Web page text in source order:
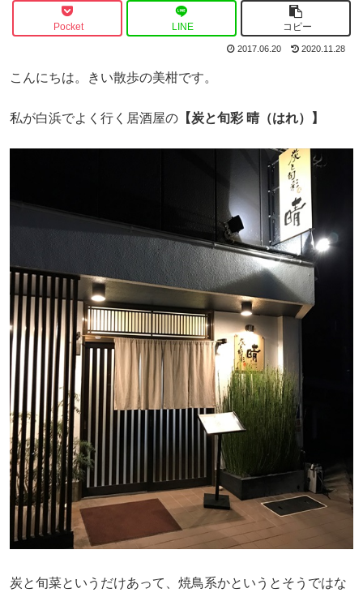
Pocket LINE コピー
2017.06.20 2020.11.28
こんにちは。きい散歩の美柑です。
私が白浜でよく行く居酒屋の 【炭と旬彩 晴（はれ）】
炭と旬菜というだけあって、焼鳥系かというとそうではな